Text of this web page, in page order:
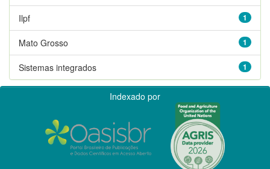
1
Ilpf
1
Mato Grosso
1
Sistemas integrados
Indexado por